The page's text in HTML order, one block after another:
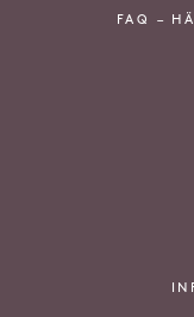
FAQ –